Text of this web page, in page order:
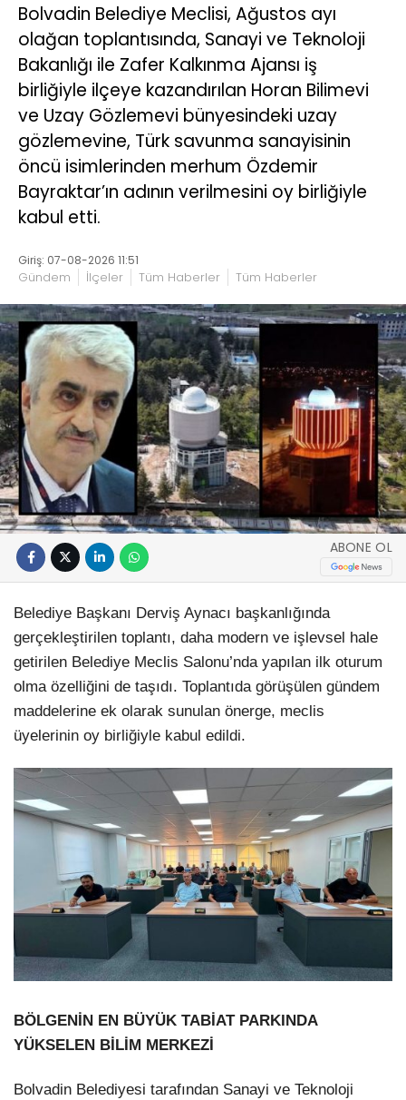
Bolvadin Belediye Meclisi, Ağustos ayı
olağan toplantısında, Sanayi ve Teknoloji
Bakanlığı ile Zafer Kalkınma Ajansı iş
birliğiyle ilçeye kazandırılan Horan Bilimevi
ve Uzay Gözlemevi bünyesindeki uzay
gözlemevine, Türk savunma sanayisinin
öncü isimlerinden merhum Özdemir
Bayraktar’ın adının verilmesini oy birliğiyle
kabul etti.
Giriş: 07-08-2026 11:51
Gündem İlçeler Tüm Haberler Tüm Haberler
ABONE OL
Belediye Başkanı Derviş Aynacı başkanlığında
gerçekleştirilen toplantı, daha modern ve işlevsel hale
getirilen Belediye Meclis Salonu’nda yapılan ilk oturum
olma özelliğini de taşıdı. Toplantıda görüşülen gündem
maddelerine ek olarak sunulan önerge, meclis
üyelerinin oy birliğiyle kabul edildi.
BÖLGENİN EN BÜYÜK TABİAT PARKINDA
YÜKSELEN BİLİM MERKEZİ
Bolvadin Belediyesi tarafından Sanayi ve Teknoloji